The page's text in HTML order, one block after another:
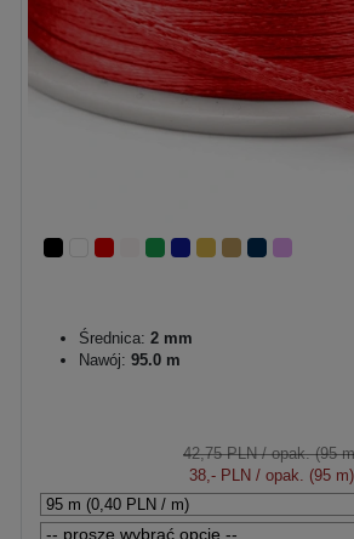
Średnica: 2 mm
Nawój: 95.0 m
42,75 PLN/ opak. (95
38,- PLN / opak. (95 m)